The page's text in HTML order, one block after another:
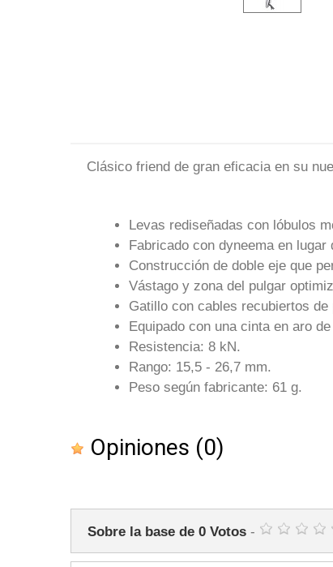
Clásico friend de gran eficacia en su
Levas rediseñadas con lóbulos
Fabricado con dyneema en
Construcción de doble eje que
Vástago y zona del pulgar
Gatillo con cables recubiertos
Equipado con una cinta en aro
Resistencia: 8 kN.
Rango: 15,5 - 26,7 mm.
Peso según fabricante: 61 g.
Opiniones (0)
Sobre la base de 0 Votos -